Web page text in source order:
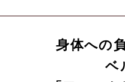
身体への
ベ